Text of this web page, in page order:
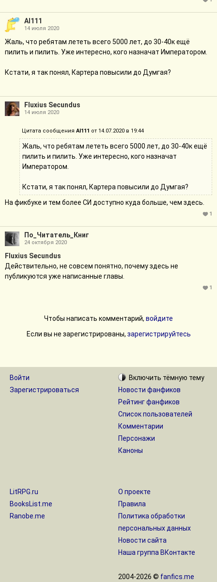
Al111
14 июля 2020
Жаль, что ребятам лететь всего 5000 лет, до 30-40к ещё
пилить и пилить. Уже интересно, кого назначат Императором.
Кстати, я так понял, Картера повысили до Думгая?
Fluxius Secundus
14 июля 2020
Цитата сообщения Al111 от 14.07.2020 в 19:44
Жаль, что ребятам лететь всего 5000 лет, до 30-40к ещё
пилить и пилить. Уже интересно, кого назначат
Императором.
Кстати, я так понял, Картера повысили до Думгая?
На фикбуке и тем более СИ доступно куда больше, чем здесь.
1
По_Читатель_Книг
24 октября 2020
Fluxius Secundus
Действительно, не совсем понятно, почему здесь не
публикуются уже написанные главы.
1
Чтобы написать комментарий, войдите
Если вы не зарегистрированы, зарегистрируйтесь
Войти
Зарегистрироваться
Включить тёмную тему
Новости фанфиков
Рейтинг фанфиков
Список пользователей
Комментарии
Персонажи
Каноны
LitRPG.ru
BooksList.me
Ranobe.me
О проекте
Правила
Политика обработки
персональных данных
Новости сайта
Наша группа ВКонтакте
2004-2026 © fanfics.me